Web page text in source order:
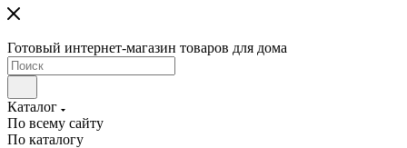
Готовый интернет-магазин товаров для дома
Каталог
По всему сайту
По каталогу